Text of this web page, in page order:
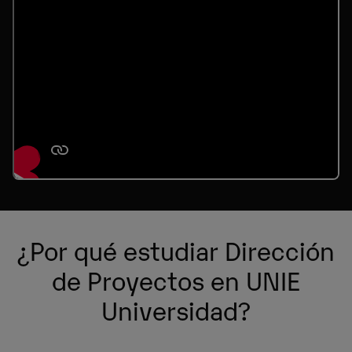
¿Por qué estudiar Dirección
de Proyectos en UNIE
Universidad?